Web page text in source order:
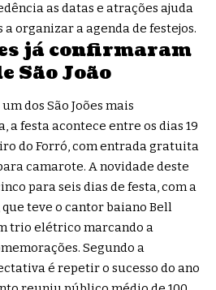
as datas e atrações ajuda
organizar a agenda de festejos.
já confirmaram
São João
dos São Joões mais
a festa acontece entre os dias 19
do Forró, com entrada gratuita
camarote. A novidade deste
para seis dias de festa, com a
teve o cantor baiano Bell
trio elétrico marcando a
Segundo a
é repetir o sucesso do ano